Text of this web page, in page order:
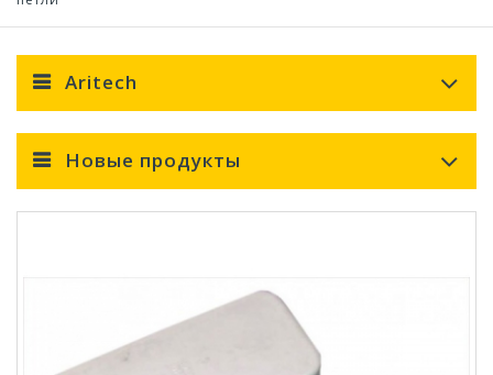
Aritech
Новые продукты